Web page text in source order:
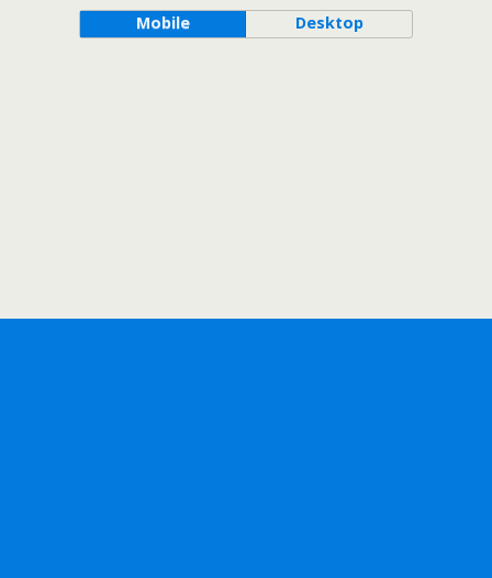
Mobile Desktop